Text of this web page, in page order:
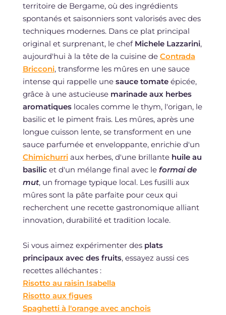
territoire de Bergame, où des ingrédients
spontanés et saisonniers sont valorisés avec des
techniques modernes. Dans ce plat principal
original et surprenant, le chef Michele Lazzarini,
aujourd'hui à la tête de la cuisine de Contrada
Bricconi, transforme les mûres en une sauce
intense qui rappelle une sauce tomateépicée,
grâce à une astucieuse marinade aux herbes
aromatiqueslocales comme le thym, l'origan, le
basilic et le piment frais. Les mûres, après une
longue cuisson lente, se transforment en une
sauce parfumée et enveloppante, enrichie d'un
Chimichurriaux herbes, d'une brillante huile au
basilic et d'un mélange final avec le formai de
mut, un fromage typique local. Les fusilli aux
mûres sont la pâte parfaite pour ceux qui
recherchent une recette gastronomique alliant
innovation, durabilité et tradition locale.
Si vous aimez expérimenter des plats
principaux avec des fruits, essayez aussi ces
recettes alléchantes :
Risotto au raisin Isabella
Risotto aux figues
Spaghetti à l'orange avec anchois